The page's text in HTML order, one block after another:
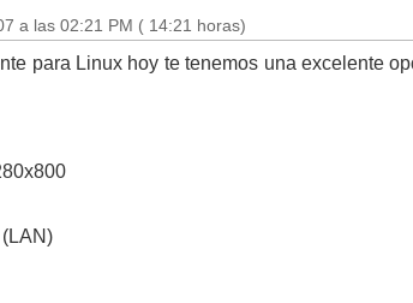
a las 02:21 PM ( 14:21 horas)
para Linux hoy te tenemos una excelente